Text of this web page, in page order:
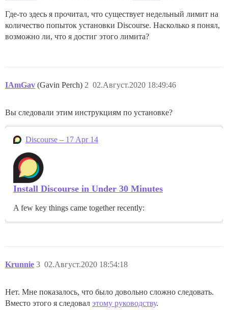
Где-то здесь я прочитал, что существует недельный лимит на
количество попыток установки Discourse. Насколько я понял,
возможно ли, что я достиг этого лимита?
IAmGav (Gavin Perch) 02.Август.2020 18:49:46
2
Вы следовали этим инструкциям по установке?
Discourse – 17 Apr 14
Install Discourse in Under 30 Minutes
A few key things came together recently:
Krunnie 02.Август.2020 18:54:18
3
Нет. Мне показалось, что было довольно сложно следовать.
Вместо этого я следовал этому руководству.